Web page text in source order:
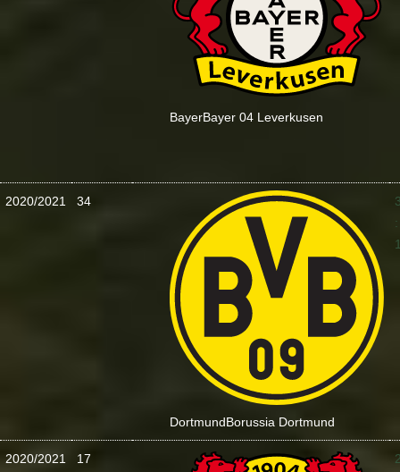
BayerBayer 04 Leverkusen
2020/2021 34
DortmundBorussia Dortmund
:
2020/2021 17